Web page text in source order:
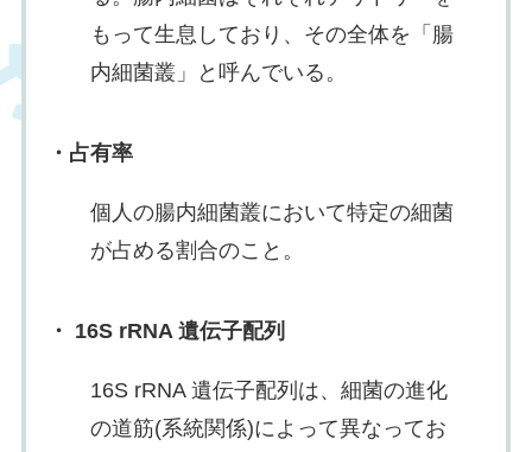
もって生息しており、その全体を「腸
内細菌叢」と呼んでいる。
・ 占有率
個人の腸内細菌叢において特定の細菌
が占める割合のこと。
・ 16S rRNA 遺伝子配列
16S rRNA 遺伝子配列は、細菌の進化
の道筋(系統関係)によって異なってお